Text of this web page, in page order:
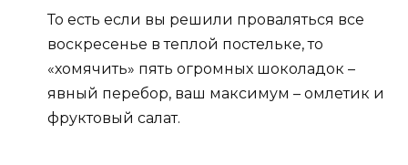
То есть если вы решили проваляться все
воскресенье в теплой постельке, то
«хомячить» пять огромных шоколадок –
явный перебор, ваш максимум – омлетик и
фруктовый салат.